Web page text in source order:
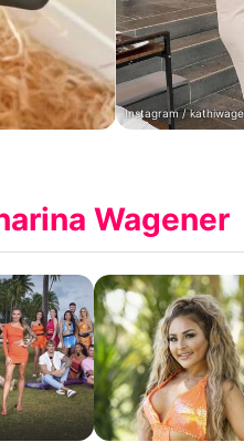
Instagram /
Wagener